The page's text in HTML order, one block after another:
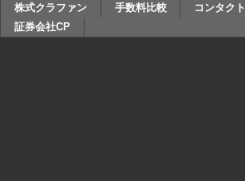
株式クラファン
手数料比較 コンタクト
証券会社CP